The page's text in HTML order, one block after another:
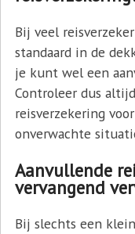
Bij veel
standaard in de
je kunt wel een
Controleer dus
reisverzekering
onverwachte
Aanvullende
vervangend
Bij slechts een